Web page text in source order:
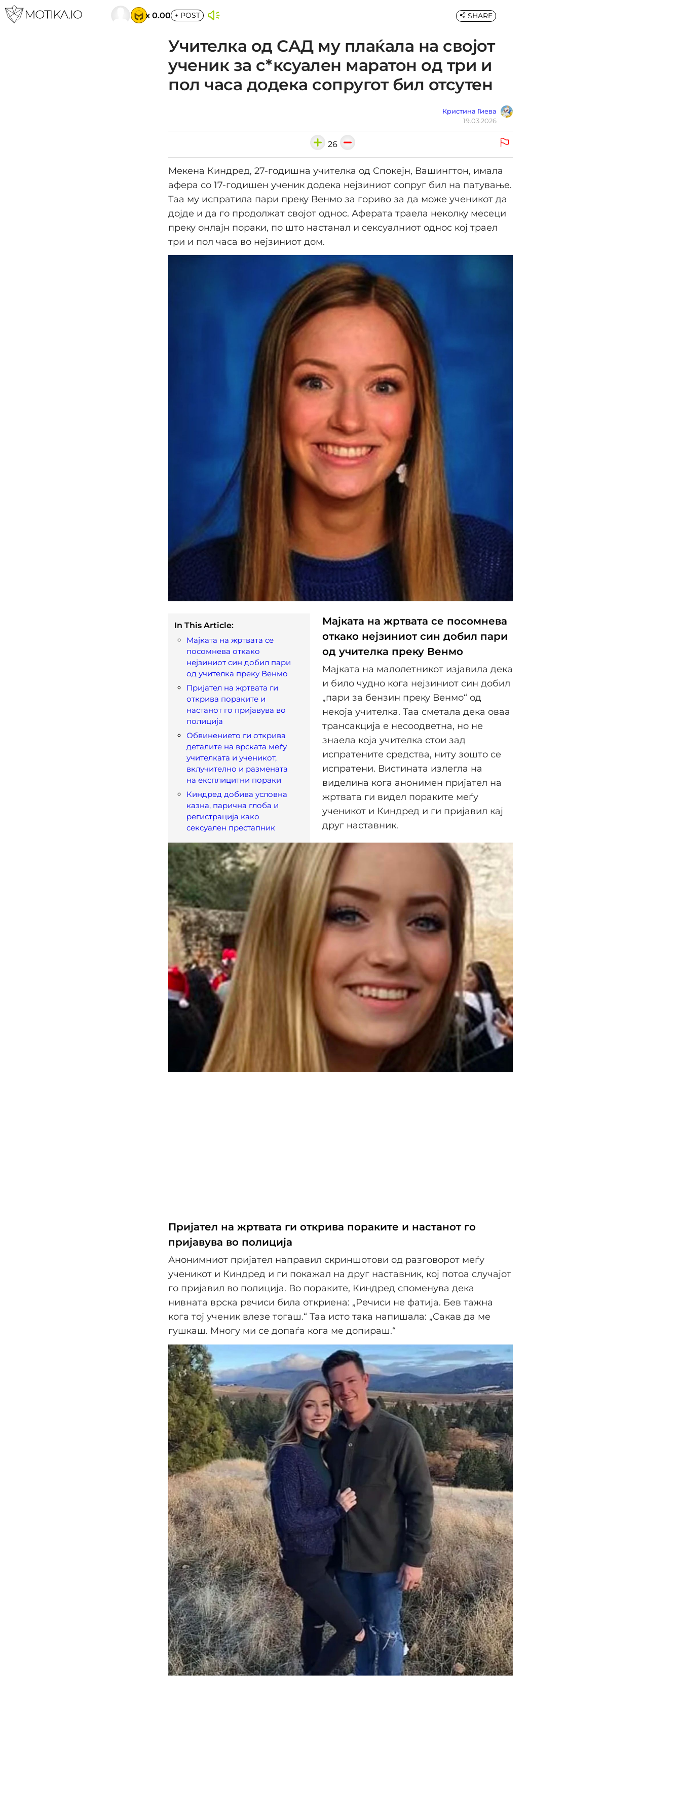
x 0.00 + POST
Учителка од САД му плаќала на својот
ученик за с*ксуален маратон од три и
пол часа додека сопругот бил отсутен
Кристина Гиева
19.03.2026
SHARE
26
Мекена Киндред, 27-годишна учителка од Спокејн, Вашингтон, имала
афера со 17-годишен ученик додека нејзиниот сопруг бил на патување.
Таа му испратила пари преку Венмо за гориво за да може ученикот да
дојде и да го продолжат својот однос. Аферата траела неколку месеци
преку онлајн пораки, по што настанал и сексуалниот однос кој траел
три и пол часа во нејзиниот дом.
In This Article:
Мајката на жртвата се
посомнева откако
нејзиниот син добил пари
од учителка преку Венмо
Пријател на жртвата ги
открива пораките и
настанот го пријавува во
полиција
Обвинението ги открива
деталите на врската меѓу
учителката и ученикот,
вклучително и размената
на експлицитни пораки
Киндред добива условна
казна, парична глоба и
регистрација како
сексуален престапник
Мајката на жртвата се посомнева
откако нејзиниот син добил пари
од учителка преку Венмо
Мајката на малолетникот изјавила дека
и било чудно кога нејзиниот син добил
„пари за бензин преку Венмо“ од
некоја учителка. Таа сметала дека оваа
трансакција е несоодветна, но не
знаела која учителка стои зад
испратените средства, ниту зошто се
испратени. Вистината излегла на
виделина кога анонимен пријател на
жртвата ги видел пораките меѓу
ученикот и Киндред и ги пријавил кај
друг наставник.
Пријател на жртвата ги открива пораките и настанот го
пријавува во полиција
Анонимниот пријател направил скриншотови од разговорот меѓу
ученикот и Киндред и ги покажал на друг наставник, кој потоа случајот
го пријавил во полиција. Во пораките, Киндред споменува дека
нивната врска речиси била откриена: „Речиси не фатија. Бев тажна
кога тој ученик влезе тогаш.“ Таа исто така напишала: „Сакав да ме
гушкаш. Многу ми се допаѓа кога ме допираш.“